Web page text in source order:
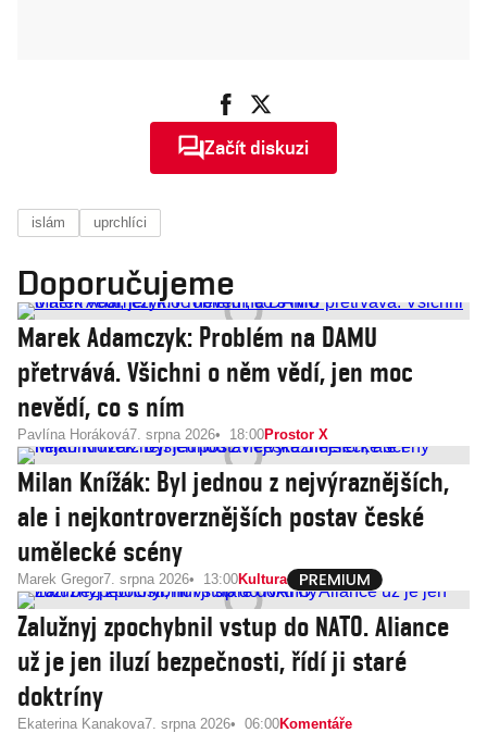
Začít diskuzi
islám uprchlíci
Doporučujeme
Marek Adamczyk: Problém na DAMU
přetrvává. Všichni o něm vědí, jen moc
nevědí, co s ním
Pavlína Horáková7. srpna 2026 18:00Prostor X
Milan Knížák: Byl jednou z nejvýraznějších,
ale i nejkontroverznějších postav české
umělecké scény
Marek Gregor7. srpna 2026 13:00Kultura
Zalužnyj zpochybnil vstup do NATO. Aliance
už je jen iluzí bezpečnosti, řídí ji staré
doktríny
Ekaterina Kanakova7. srpna 2026 06:00Komentáře